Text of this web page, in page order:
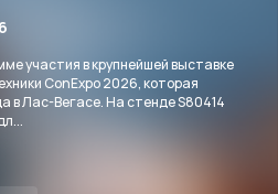
участия в крупнейшей выставке
ConExpo 2026, которая
в Лас-Вегасе. На стенде S80414